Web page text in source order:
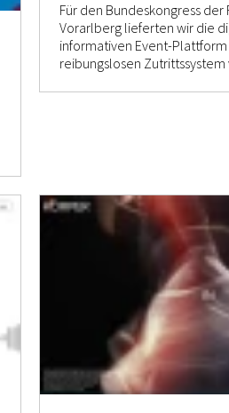
Für den Bundeskongress der
Vorarlberg lieferten wir die
informativen Event-Plattform
reibungslosen Zutrittssystem